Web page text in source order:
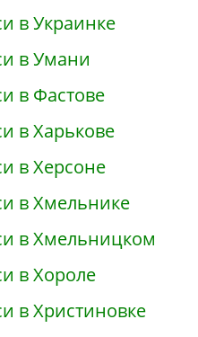
в Украинке
в Умани
в Фастове
в Харькове
в Херсоне
в Хмельнике
в Хмельницком
в Хороле
в Христиновке